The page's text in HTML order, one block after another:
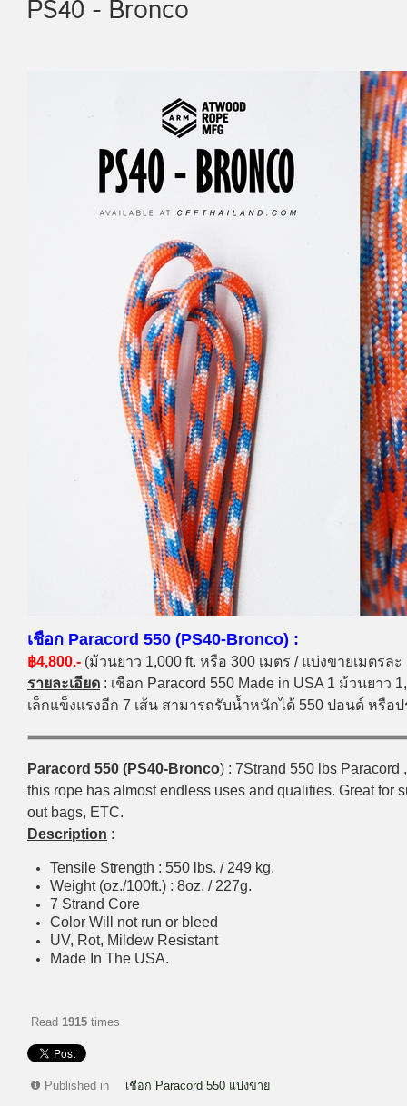
PS40 - Bronco
เชือก Paracord 550 (PS40-Bronco) :
฿4,800.- (ม้วนยาว 1,000 ft. หรือ 300 เมตร / แบ่งขายเมตรล
รายละเอียด : เชือก Paracord 550 Made in USA 1 ม้วนยาว
เล็กแข็งแรงอีก 7 เส้น สามารถรับน้ำหนักได้ 550 ปอนด์ หรือ
Paracord 550 (PS40-Bronco) : 7Strand 550 lbs Paracord
this rope has almost endless uses and qualities. Great for
out bags, ETC.
Description :
Tensile Strength : 550 lbs. / 249 kg.
Weight (oz./100ft.) : 8oz. / 227g.
7 Strand Core
Color Will not run or bleed
UV, Rot, Mildew Resistant
Made In The USA.
Read 1915 times
Published in เชือก Paracord 550 แบ่งขาย